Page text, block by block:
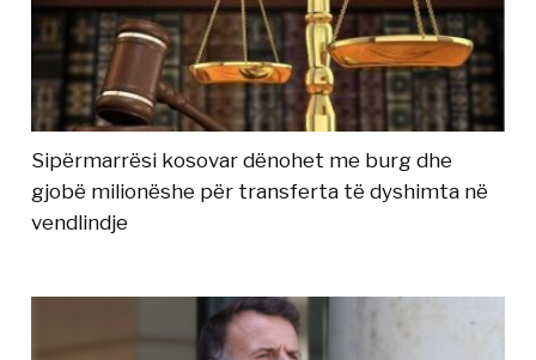
Sipërmarrësi kosovar dënohet me burg dhe
gjobë milionëshe për transferta të dyshimta në
vendlindje